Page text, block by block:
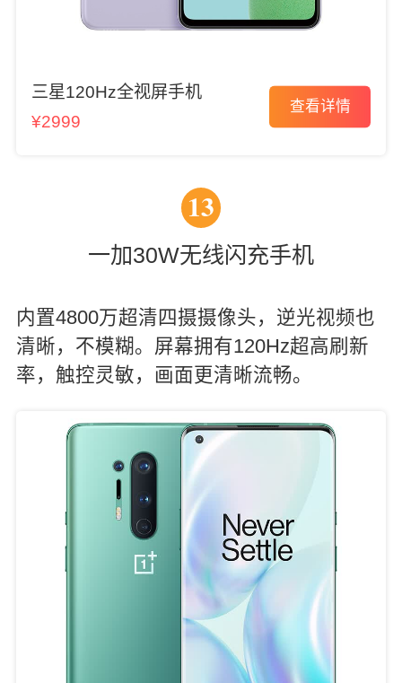
三星120Hz全视屏手机
¥2999
查看详情
13
一加30W无线闪充手机
内置4800万超清四摄摄像头，逆光视频也
清晰，不模糊。屏幕拥有120Hz超高刷新
率，触控灵敏，画面更清晰流畅。